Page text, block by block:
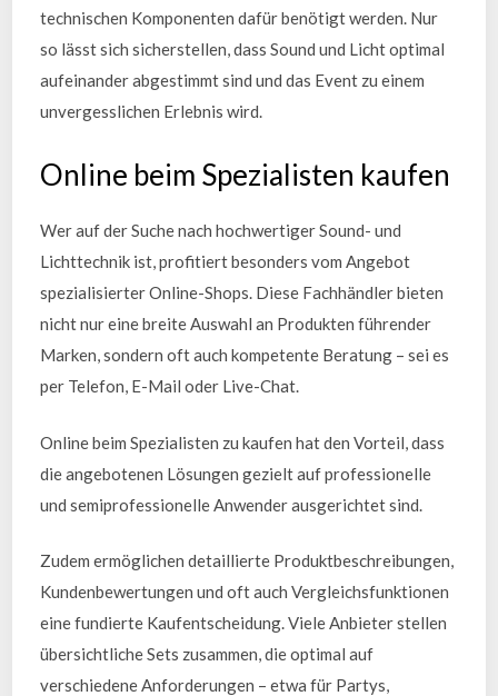
technischen Komponenten dafür benötigt werden. Nur
so lässt sich sicherstellen, dass Sound und Licht optimal
aufeinander abgestimmt sind und das Event zu einem
unvergesslichen Erlebnis wird.
Online beim Spezialisten kaufen
Wer auf der Suche nach hochwertiger Sound- und
Lichttechnik ist, profitiert besonders vom Angebot
spezialisierter Online-Shops. Diese Fachhändler bieten
nicht nur eine breite Auswahl an Produkten führender
Marken, sondern oft auch kompetente Beratung – sei es
per Telefon, E-Mail oder Live-Chat.
Online beim Spezialisten zu kaufen hat den Vorteil, dass
die angebotenen Lösungen gezielt auf professionelle
und semiprofessionelle Anwender ausgerichtet sind.
Zudem ermöglichen detaillierte Produktbeschreibungen,
Kundenbewertungen und oft auch Vergleichsfunktionen
eine fundierte Kaufentscheidung. Viele Anbieter stellen
übersichtliche Sets zusammen, die optimal auf
verschiedene Anforderungen – etwa für Partys,